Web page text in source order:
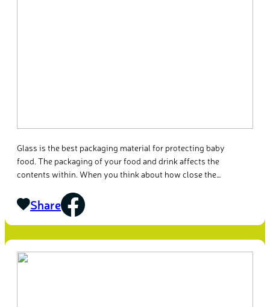
Glass is the best packaging material for protecting baby
food. The packaging of your food and drink affects the
contents within. When you think about how close the
everyone – not just parents – is worried the impact
packaging can have on the food or drink
#LookBeyondTheLabel
Share